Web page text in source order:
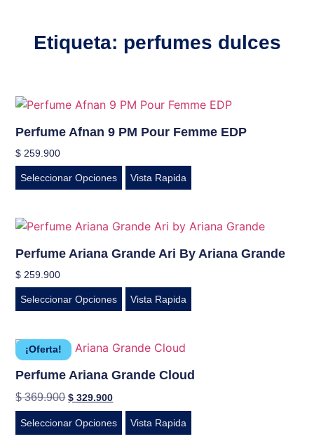
Etiqueta: perfumes dulces
Perfume Afnan 9 PM Pour Femme EDP
$ 259.900
Seleccionar Opciones Vista Rapida
Perfume Ariana Grande Ari By Ariana Grande
$ 259.900
Seleccionar Opciones Vista Rapida
¡Oferta!
Perfume Ariana Grande Cloud
$369.900 $ 329.900
Seleccionar Opciones Vista Rapida